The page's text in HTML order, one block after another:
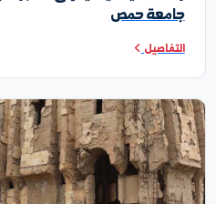
2026/06/19
علمية افتراضية